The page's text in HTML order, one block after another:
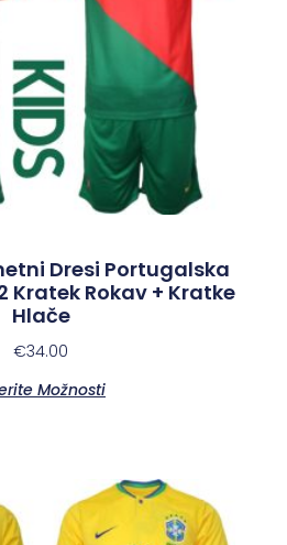
Dresi Portugalska
Kratek Rokav + Kratke
Hlače
€34.00
Možnosti